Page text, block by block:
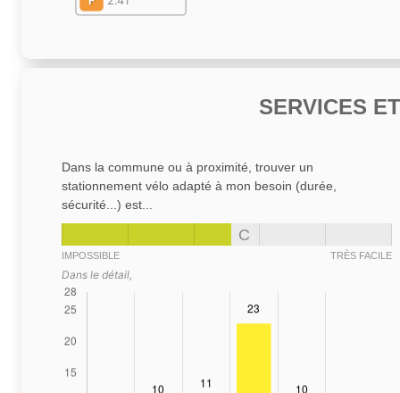
SERVICES
Dans la commune ou à proximité, trouver un
stationnement vélo adapté à mon besoin (durée,
sécurité...) est...
C
IMPOSSIBLE TRÈS FACILE
Dans le détail,